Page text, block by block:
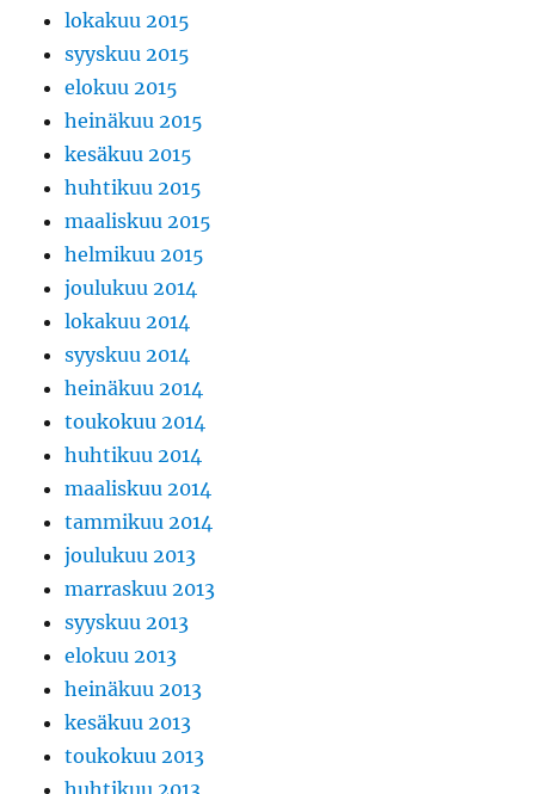
lokakuu 2015
syyskuu 2015
elokuu 2015
heinäkuu 2015
kesäkuu 2015
huhtikuu 2015
maaliskuu 2015
helmikuu 2015
joulukuu 2014
lokakuu 2014
syyskuu 2014
heinäkuu 2014
toukokuu 2014
huhtikuu 2014
maaliskuu 2014
tammikuu 2014
joulukuu 2013
marraskuu 2013
syyskuu 2013
elokuu 2013
heinäkuu 2013
kesäkuu 2013
toukokuu 2013
huhtikuu 2013